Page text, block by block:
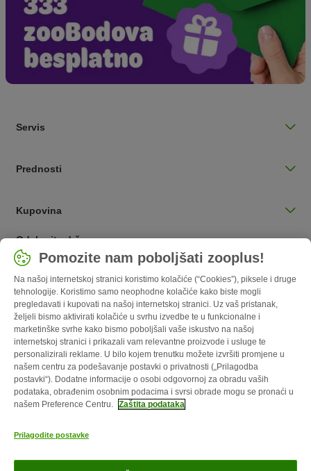
Servis
Prednosti
Kupovina
Odaberite državu
Hrvatska / HR
Follow zooplus
O nama Karijere
dostave
Načini plaćanja Propisi o uklanjanju otpada Zaštita
Pomozite nam poboljšati zooplus!
Na našoj internetskoj stranici koristimo kolačiće (“Cookies”), piksele i druge
tehnologije. Koristimo samo neophodne kolačiće kako biste mogli
pregledavati i kupovati na našoj internetskoj stranici. Uz vaš pristanak,
željeli bismo aktivirati kolačiće u svrhu izvedbe te u funkcionalne i
marketinške svrhe kako bismo poboljšali vaše iskustvo na našoj
internetskoj stranici i prikazali vam relevantne proizvode i usluge te
personalizirali reklame. U bilo kojem trenutku možete izvršiti promjene u
našem centru za podešavanje postavki o privatnosti („Prilagodba
postavki“). Dodatne informacije o osobi odgovornoj za obradu vaših
podataka, obrađenim osobnim podacima i svrsi obrade mogu se pronaći u
našem Preference Centru. Zaštita podataka
Prilagodite postavke